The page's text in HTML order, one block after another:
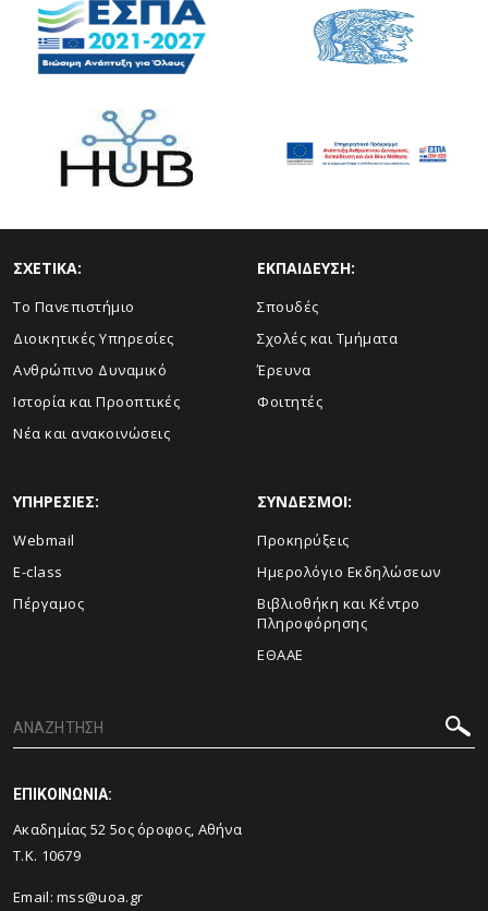
ΣΧΕΤΙΚΑ:
Το Πανεπιστήμιο
Διοικητικές Υπηρεσίες
Ανθρώπινο Δυναμικό
Ιστορία και Προοπτικές
Νέα και ανακοινώσεις
ΕΚΠΑΙΔΕΥΣΗ:
Σπουδές
Σχολές και Τμήματα
Έρευνα
Φοιτητές
ΥΠΗΡΕΣΙΕΣ:
Webmail
E-class
Πέργαμος
ΣΥΝΔΕΣΜΟΙ:
Προκηρύξεις
Ημερολόγιο Εκδηλώσεων
Βιβλιοθήκη και Κέντρο
Πληροφόρησης
ΕΘΑΑΕ
ΕΠΙΚΟΙΝΩΝΙΑ:
Ακαδημίας 52 5ος όροφος, Αθήνα
Τ.Κ. 10679
Email: mss@uoa.gr